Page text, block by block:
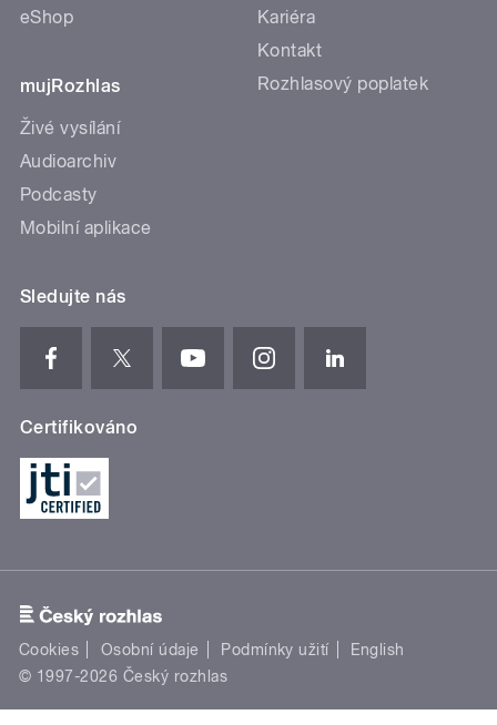
eShop
mujRozhlas
Živé vysílání
Audioarchiv
Podcasty
Mobilní aplikace
Kariéra
Kontakt
Rozhlasový poplatek
Sledujte nás
Certifikováno
Cookies Osobní údaje Podmínky užití
English
© 1997-2026 Český rozhlas